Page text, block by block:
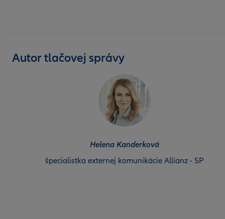
Autor tlačovej správy
Helena Kanderková
špecialistka externej komunikácie Allianz - SP